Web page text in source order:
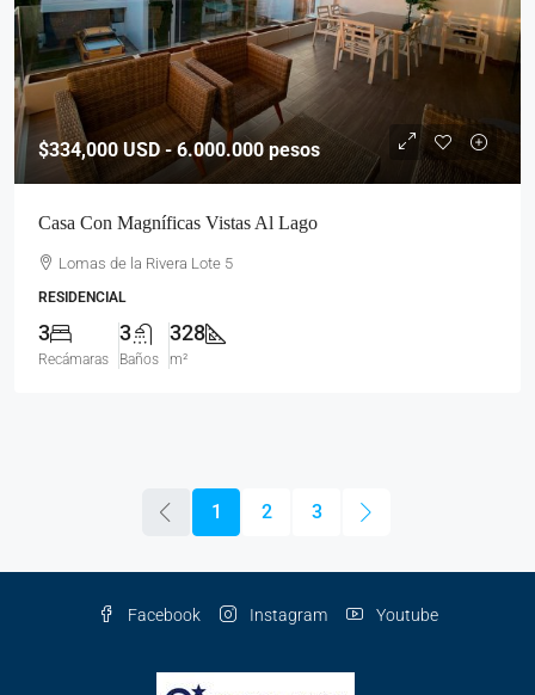
$334,000 USD - 6.000.000 pesos
Casa Con Magníficas Vistas Al Lago
Lomas de la Rivera Lote 5
RESIDENCIAL
3
Recámaras
3
Baños
328
m²
1 2 3
Facebook Instagram Youtube